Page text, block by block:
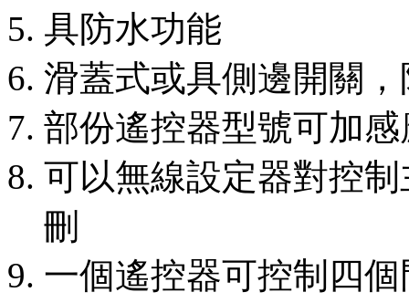
具防水功能
滑蓋式或具側邊開關
部份遙控器型號可加
可以無線設定器對控
刪
一個遙控器可控制四個